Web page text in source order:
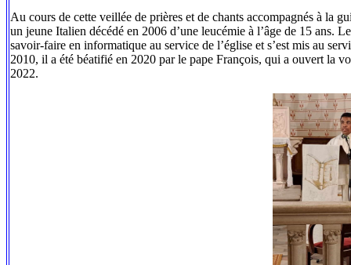
Au cours de cette veillée de prières et de chants accompagnés à la
un jeune Italien décédé en 2006 d’une leucémie à l’âge de 15 ans.
savoir-faire en informatique au service de l’église et s’est mis au
2010, il a été béatifié en 2020 par le pape François, qui a ouvert la
2022.